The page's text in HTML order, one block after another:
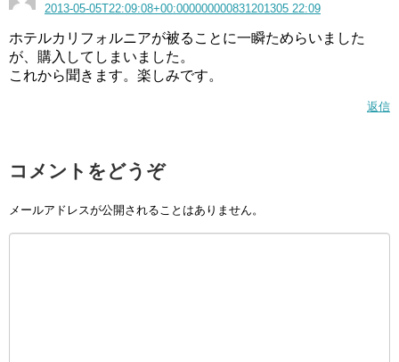
2013-05-05T22:09:08+00:000000000831201305 22:09
ホテルカリフォルニアが被ることに一瞬ためらいました
が、購入してしまいました。
これから聞きます。楽しみです。
返信
コメントをどうぞ
メールアドレスが公開されることはありません。